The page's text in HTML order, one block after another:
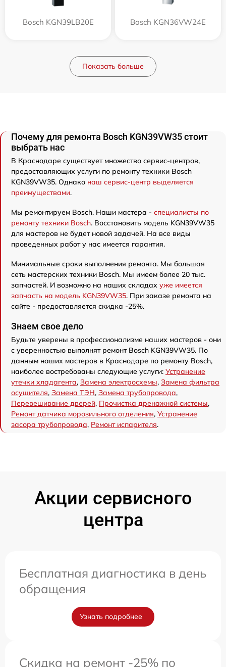
Bosch KGN39LB20E Bosch KGN36VW24E
Показать больше
Почему для ремонта Bosch KGN39VW35 стоит
выбрать нас
В Краснодаре существует множество сервис-центров,
предоставляющих услуги по ремонту техники Bosch
KGN39VW35. Однако наш сервис-центр выделяется
преимуществами.
Мы ремонтируем Bosch. Наши мастера - специалисты по
ремонту техники Bosch. Восстановить модель KGN39VW35
для мастеров не будет новой задачей. На все виды
проведенных работ у нас имеется гарантия.
Минимальные сроки выполнения ремонта. Мы большая
сеть мастерских техники Bosch. Мы имеем более 20 тыс.
запчастей. И возможно на наших складах уже имеется
запчасть на модель KGN39VW35. При заказе ремонта на
сайте - предоставляется скидка -25%.
Знаем свое дело
Будьте уверены в профессионализме наших мастеров - они
с уверенностью выполнят ремонт Bosch KGN39VW35. По
данным наших мастеров в Краснодаре по ремонту Bosch,
наиболее востребованы следующие услуги: Устранение
утечки хладагента, Замена электросхемы, Замена фильтра
осушителя, Замена ТЭН, Замена трубопровода,
Перевешивание дверей, Прочистка дренажной системы,
Ремонт датчика морозильного отделения, Устранение
засора трубопровода, Ремонт испарителя.
Акции сервисного
центра
Бесплатная диагностика в день
обращения
Узнать подробнее
Скидка на ремонт -25% по